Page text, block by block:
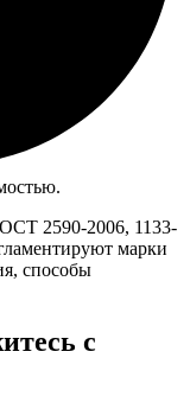
2590-2006, 1133-
марки
способы
с